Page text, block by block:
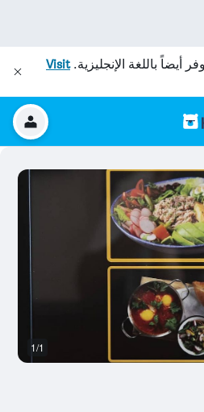
أيضاً باللغة الإنجليزية.Visit
1/1